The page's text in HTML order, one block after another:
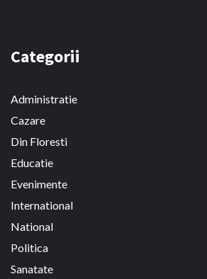
Categorii
Administratie
Cazare
Din Floresti
Educatie
Evenimente
International
National
Politica
Sanatate